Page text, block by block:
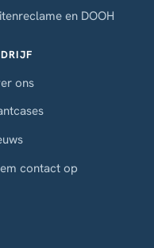
en DOOH
ons
contact op